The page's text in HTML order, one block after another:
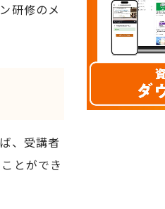
研修のメ
、受講者
とができ